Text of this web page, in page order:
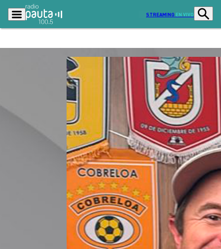
STREAMING EN VIVO
Programas
Actualidad
Economía
Radio en vivo Sostenibilidad
Tendencias Deportes
Entretención y Cultura Opinión
Dato en Pauta Señal 2
Contenido Patrocinado